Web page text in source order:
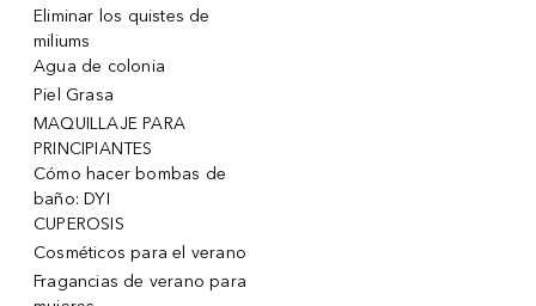
Eliminar los quistes de
miliums
Agua de colonia
Piel Grasa
MAQUILLAJE PARA
PRINCIPIANTES
Cómo hacer bombas de
baño: DYI
CUPEROSIS
Cosméticos para el verano
Fragancias de verano para